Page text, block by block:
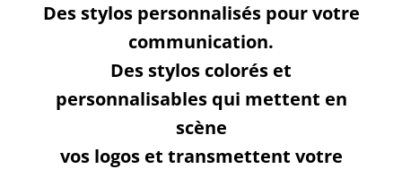
Des stylos personnalisés pour votre
communication.
Des stylos colorés et
personnalisables qui mettent en
scène
vos logos et transmettent votre